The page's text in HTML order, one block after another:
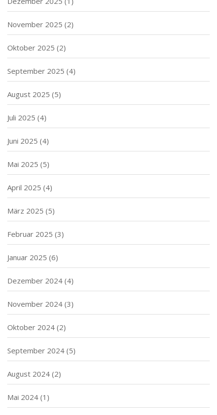
November 2025 (2)
Oktober 2025 (2)
September 2025 (4)
August 2025 (5)
Juli 2025 (4)
Juni 2025 (4)
Mai 2025 (5)
April 2025 (4)
März 2025 (5)
Februar 2025 (3)
Januar 2025 (6)
Dezember 2024 (4)
November 2024 (3)
Oktober 2024 (2)
September 2024 (5)
August 2024 (2)
Mai 2024 (1)